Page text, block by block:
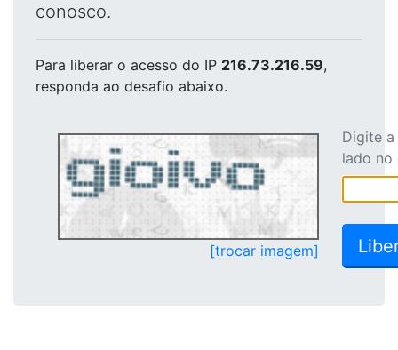
conosco.
Para liberar o acesso do IP 216.73.216.59,
responda ao desafio abaixo.
[trocar imagem]
Digite
lado no